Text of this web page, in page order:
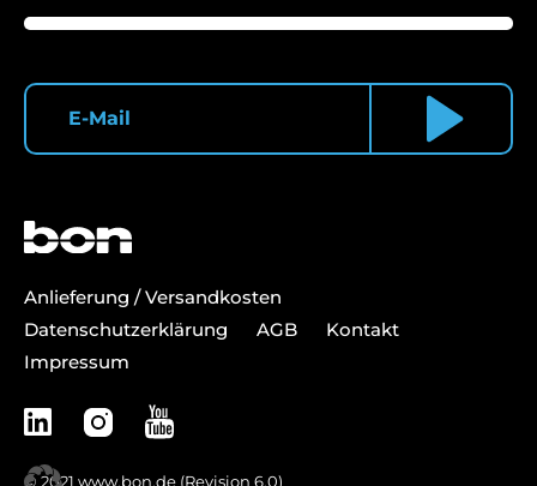
Anlieferung / Versandkosten
Datenschutzerklärung
AGB
Kontakt
Impressum
© 2021 www.bon.de (Revision 6.0)